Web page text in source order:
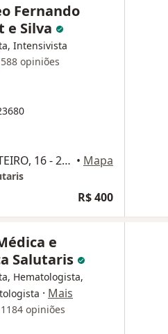
Fernando
e Silva
Intensivista
588 opiniões
AVENIDA FRANCISCO MONTEIRO, 16 - 2º ANDAR - CENTRO, Ribeirão Pires • Mapa
R$ 400
e
Salutaris
Hematologista,
· Mais
1184 opiniões